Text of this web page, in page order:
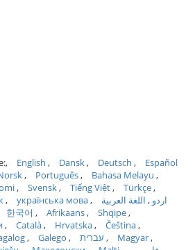
English Dansk Deutsch
Español
Português
Bahasa Melayu
Svensk Tiếng Việt
Türkçe
українська мова اردو
اللغة العربية
한국어 Afrikaans
Shqipe
Català Hrvatska
Čeština
Galego עברית
Magyar